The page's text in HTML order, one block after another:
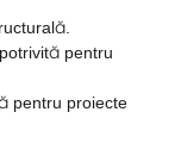
pentru
pentru proiecte